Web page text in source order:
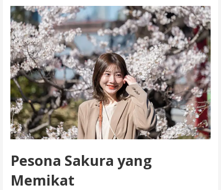
Pesona Sakura yang
Memikat